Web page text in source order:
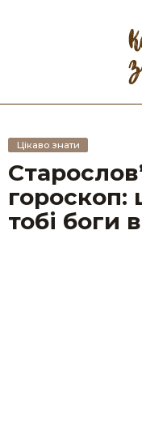
Цікаво знати
тобі боги